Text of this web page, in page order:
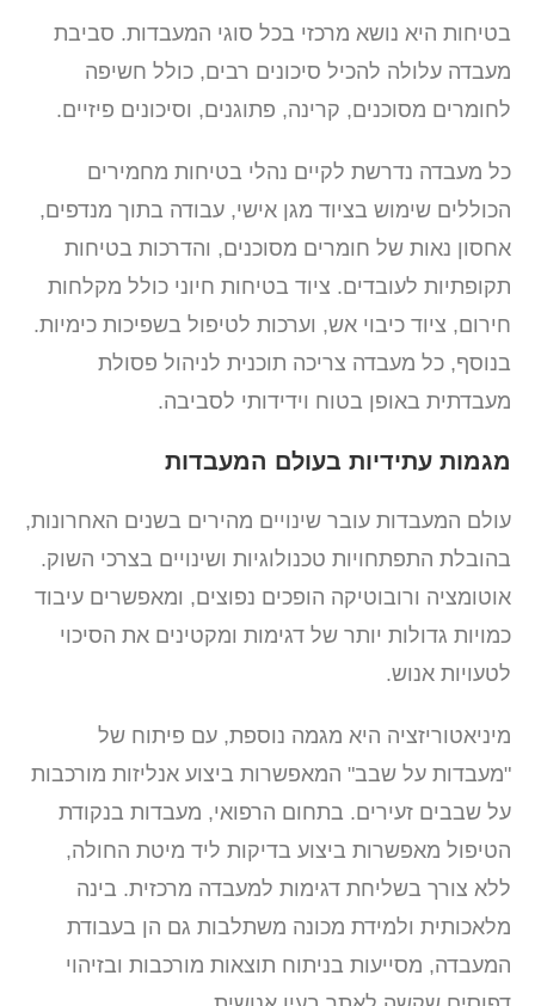
בטיחות היא נושא מרכזי בכל סוגי המעבדות. סביבת
מעבדה עלולה להכיל סיכונים רבים, כולל חשיפה
לחומרים מסוכנים, קרינה, פתוגנים, וסיכונים פיזיים.
כל מעבדה נדרשת לקיים נהלי בטיחות מחמירים
הכוללים שימוש בציוד מגן אישי, עבודה בתוך מנדפים,
אחסון נאות של חומרים מסוכנים, והדרכות בטיחות
תקופתיות לעובדים. ציוד בטיחות חיוני כולל מקלחות
חירום, ציוד כיבוי אש, וערכות לטיפול בשפיכות כימיות.
בנוסף, כל מעבדה צריכה תוכנית לניהול פסולת
מעבדתית באופן בטוח וידידותי לסביבה.
מגמות עתידיות בעולם המעבדות
עולם המעבדות עובר שינויים מהירים בשנים האחרונות,
בהובלת התפתחויות טכנולוגיות ושינויים בצרכי השוק.
אוטומציה ורובוטיקה הופכים נפוצים, ומאפשרים עיבוד
כמויות גדולות יותר של דגימות ומקטינים את הסיכוי
לטעויות אנוש.
מיניאטוריזציה היא מגמה נוספת, עם פיתוח של
"מעבדות על שבב" המאפשרות ביצוע אנליזות מורכבות
על שבבים זעירים. בתחום הרפואי, מעבדות בנקודת
הטיפול מאפשרות ביצוע בדיקות ליד מיטת החולה,
ללא צורך בשליחת דגימות למעבדה מרכזית. בינה
מלאכותית ולמידת מכונה משתלבות גם הן בעבודת
המעבדה, מסייעות בניתוח תוצאות מורכבות ובזיהוי